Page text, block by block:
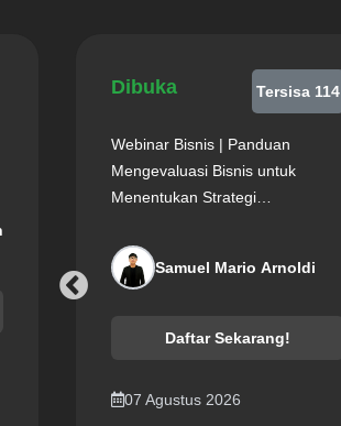
Dibuka Tersisa 114
Webinar Bisnis | Panduan
Mengevaluasi Bisnis untuk
Menentukan Strategi
Samuel Mario Arnoldi
Daftar Sekarang!
07 Agustus 2026